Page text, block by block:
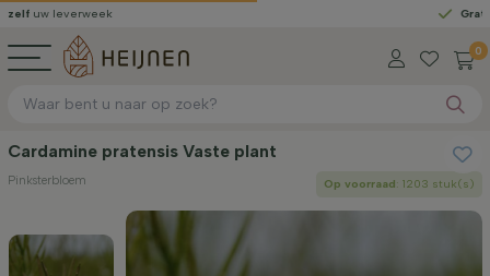
Gratis
0
Cardamine pratensis Vaste plant
Pinksterbloem Op voorraad: 1203 stuk(s)